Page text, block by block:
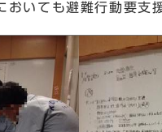
いても避難行動要支